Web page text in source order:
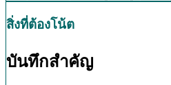
สิ่งที่ต้องโน้ต
บันทึกสำคัญ